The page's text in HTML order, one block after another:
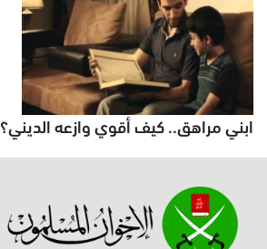
ابني مراهق.. كيف أقوي وازعه الديني؟